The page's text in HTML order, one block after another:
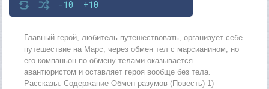
-10 +10
Главный герой, любитель путешествовать, организует себе
путешествие на Марс, через обмен тел с марсианином, но
его компаньон по обмену телами оказывается
авантюристом и оставляет героя вообще без тела.
Рассказы. Содержание Обмен разумов (Повесть) 1)